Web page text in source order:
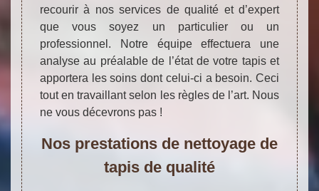
recourir à nos services de qualité et d’expert
que vous soyez un particulier ou un
professionnel. Notre équipe effectuera une
analyse au préalable de l’état de votre tapis et
apportera les soins dont celui-ci a besoin. Ceci
tout en travaillant selon les règles de l’art. Nous
ne vous décevrons pas !
Nos prestations de nettoyage de
tapis de qualité